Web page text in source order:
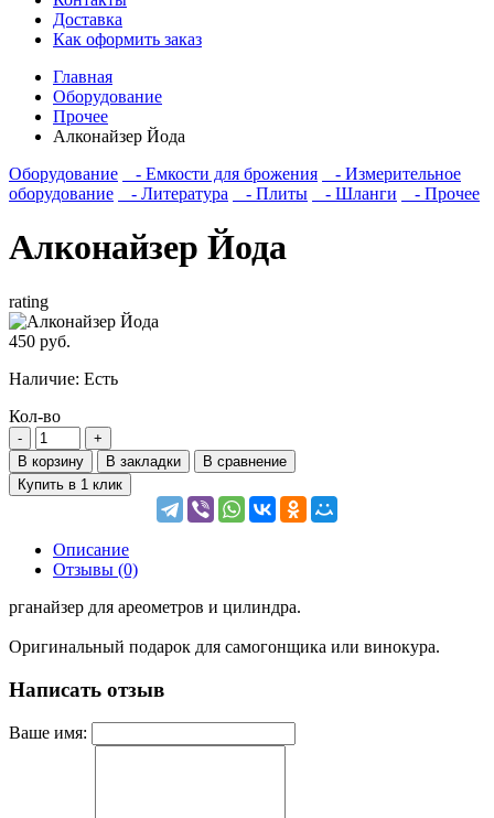
Доставка
Как оформить заказ
Главная
Оборудование
Прочее
Алконайзер Йода
Оборудование
- Емкости для брожения
- Измерительное
оборудование
- Литература - Плиты - Шланги - Прочее
Алконайзер Йода
rating
450 руб.
Наличие: Есть
Кол-во
В корзину В закладки
В сравнение
Купить в 1 клик
Описание
Отзывы (0)
рганайзер для ареометров и цилиндра.
Оригинальный подарок для самогонщика или винокура.
Написать отзыв
Ваше имя: